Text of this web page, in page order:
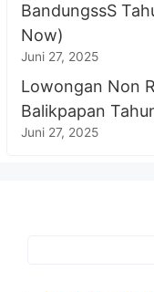
BandungssS
Now)
Juni 27, 2025
Lowongan Non
Balikpapan
Juni 27, 2025